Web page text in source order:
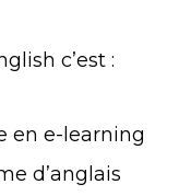
c’est :
en e-learning
d’anglais